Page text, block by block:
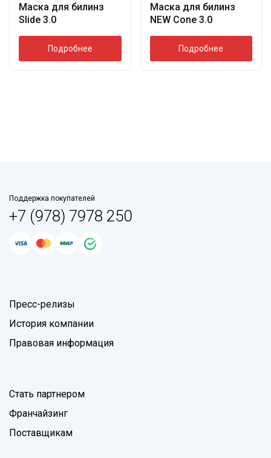
Маска для билинз
Slide 3.0
Подробнее
Маска для билинз
NEW Cone 3.0
Подробнее
Поддержка покупателей
+7 (978) 7978 250
Пресс-релизы
История компании
Правовая информация
Стать партнером
Франчайзинг
Поставщикам